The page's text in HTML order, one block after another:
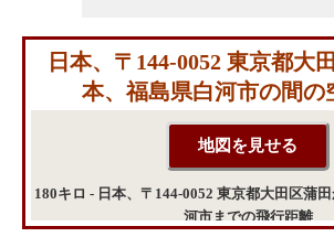
日本、〒144-0052 東京都大
本、福島県白河市の間の
180キロ - 日本、〒144-0052 東京都大田区蒲
河市までの飛行距離